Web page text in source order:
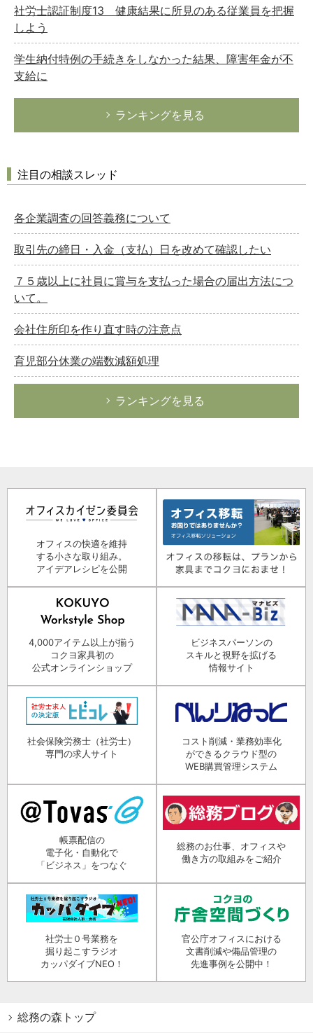
社労士認証制度13 健康結果に所見のある従業員を把握
しよう
学生納付特例の手続きをしなかった結果、障害年金が不
支給に
ランキングを見る
注目の相談スレッド
各企業調査の回答義務について
取引先の締日・入金（支払）日を改めて確認したい
７５歳以上に社員に賞与を支払った場合の届出方法につ
いて。
会社住所印を作り直す時の注意点
育児部分休業の端数減額処理
ランキングを見る
オフィスの快適を維持
する小さな取り組み。
アイデアレシピを公開
4,000アイテム以上が揃う
コクヨ家具初の
公式オンラインショップ
ビジネスパーソンの
スキルと視野を拡げる
情報サイト
社会保険労務士（社労士）
専門の求人サイト
コスト削減・業務効率化
ができるクラウド型の
WEB購買管理システム
帳票配信の
電子化・自動化で
「ビジネス」をつなぐ
総務のお仕事、オフィスや
働き方の取組みをご紹介
社労士０号業務を
掘り起こすラジオ
カッパダイブNEO！
官公庁オフィスにおける
文書削減や備品管理の
先進事例を公開中！
総務の森トップ